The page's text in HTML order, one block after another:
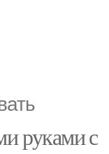
руками с